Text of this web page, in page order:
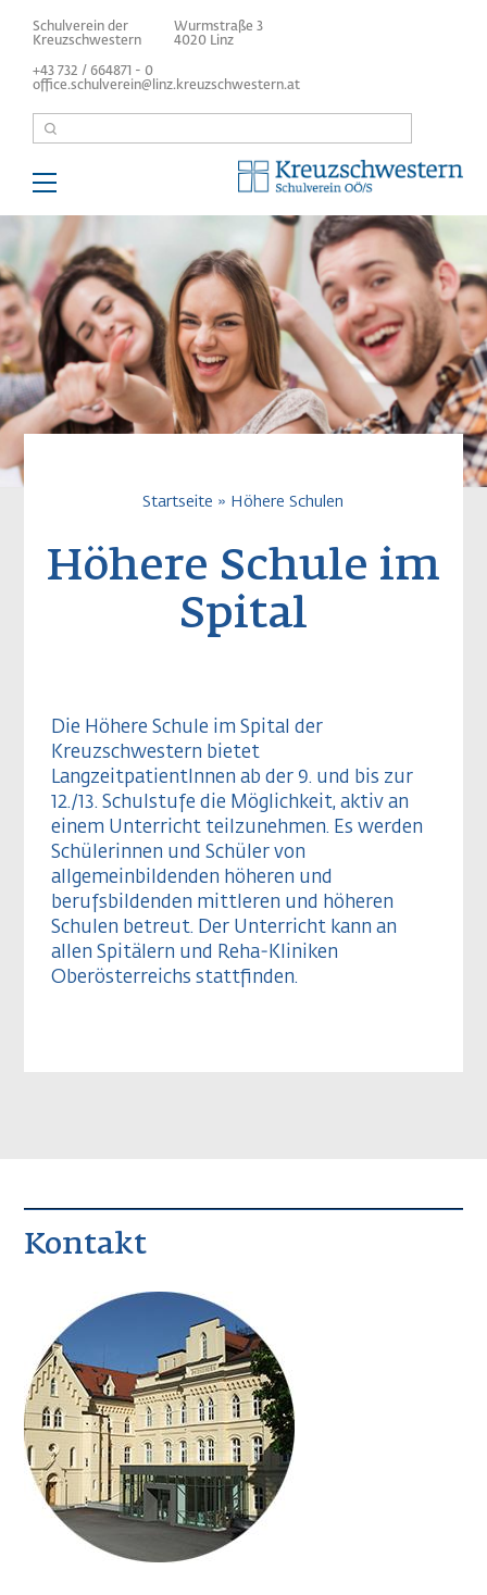
zum
Inhalt
Schulverein der
Kreuzschwestern
Wurmstraße 3
4020 Linz
+43 732 / 664871 - 0
office.schulverein@linz.kreuzschwestern.at
Suche
Main
navigation
Über uns
Kindergarten/Hort
Volksschulen/MS
Höhere Schulen
Internat
Startseite Höhere Schulen
Höhere Schule im
Spital
Die Höhere Schule im Spital der
Kreuzschwestern bietet
LangzeitpatientInnen ab der 9. und bis zur
12./13. Schulstufe die Möglichkeit, aktiv an
einem Unterricht teilzunehmen. Es werden
Schülerinnen und Schüler von
allgemeinbildenden höheren und
berufsbildenden mittleren und höheren
Schulen betreut. Der Unterricht kann an
allen Spitälern und Reha-Kliniken
Oberösterreichs stattfinden.
Kontakt